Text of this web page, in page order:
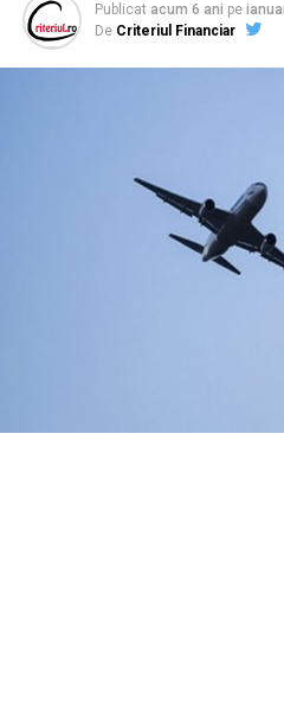
Publicat acum 6 ani pe
De Criteriul Financiar